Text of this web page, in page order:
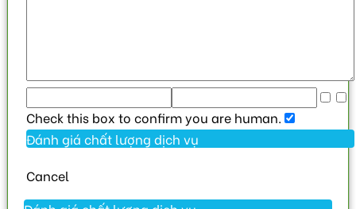
Check this box to confirm you are human.
Cancel